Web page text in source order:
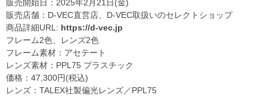
販売開始日：2025年2月21日(金)
販売店舗：D-VEC直営店、D-VEC取扱いのセレクトショップ
商品詳細URL: https://d-vec.jp
フレーム2色、レンズ2色
フレーム素材：アセテート
レンズ素材：PPL75 プラスチック
価格：47,300円(税込)
レンズ：TALEX社製偏光レンズ／PPL75